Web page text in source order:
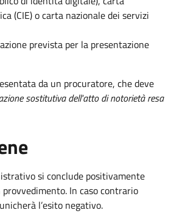
(CIE) o carta nazionale dei servizi
prevista per la presentazione
da un procuratore, che deve
sostitutiva dell'atto di notorietà resa
si conclude positivamente
provvedimento. In caso contrario
l’esito negativo.